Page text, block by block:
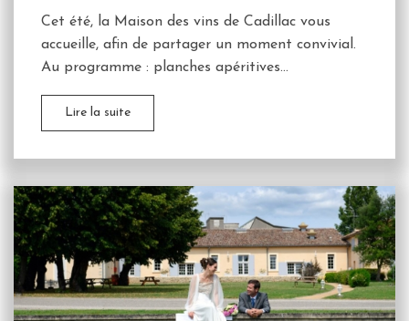
Cet été, la Maison des vins de Cadillac vous
accueille, afin de partager un moment convivial.
Au programme : planches apéritives...
Lire la suite